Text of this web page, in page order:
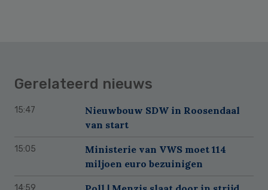
Gerelateerd nieuws
15:47
Nieuwbouw SDW in Roosendaal
van start
15:05
Ministerie van VWS moet 114
miljoen euro bezuinigen
14:59